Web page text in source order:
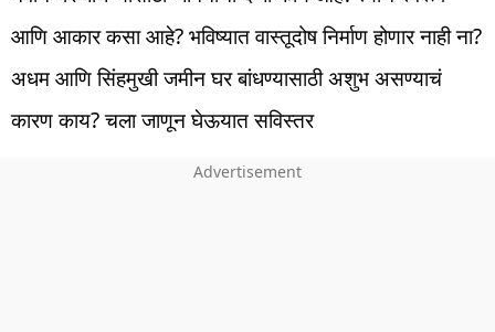
आणि आकार कसा आहे? भविष्यात वास्तूदोष निर्माण होणार नाही ना?
अधम आणि सिंहमुखी जमीन घर बांधण्यासाठी अशुभ असण्याचं
कारण काय? चला जाणून घेऊयात सविस्तर